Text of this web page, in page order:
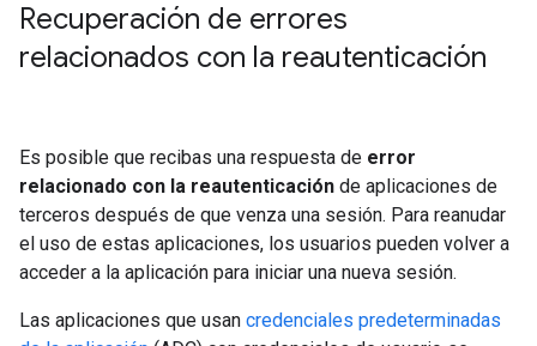
Recuperación de errores
relacionados con la reautenticación
Es posible que recibas una respuesta de error
relacionado con la reautenticación de aplicaciones de
terceros después de que venza una sesión. Para reanudar
el uso de estas aplicaciones, los usuarios pueden volver a
acceder a la aplicación para iniciar una nueva sesión.
Las aplicaciones que usan credenciales predeterminadas